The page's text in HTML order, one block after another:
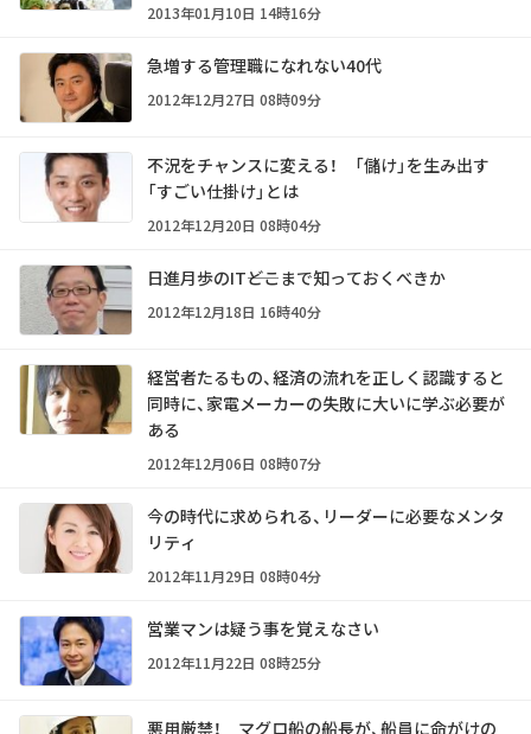
2013年01月10日 14時16分
急増する管理職になれない40代
2012年12月27日 08時09分
不況をチャンスに変える！ 「儲け」を生み出す
「すごい仕掛け」とは
2012年12月20日 08時04分
日進月歩のIT――どこまで知っておくべきか
2012年12月18日 16時40分
経営者たるもの、経済の流れを正しく認識すると
同時に、家電メーカーの失敗に大いに学ぶ必要が
ある
2012年12月06日 08時07分
今の時代に求められる、リーダーに必要なメンタ
リティ
2012年11月29日 08時04分
営業マンは疑う事を覚えなさい
2012年11月22日 08時25分
悪用厳禁！ マグロ船の船長が、船員に命がけの